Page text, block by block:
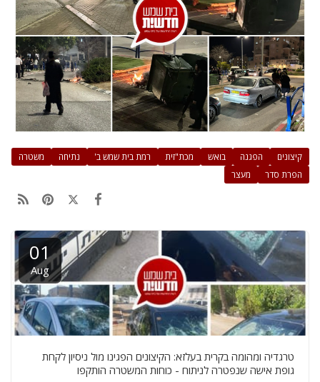
קיצונים הפגנה בואש מכת"זית רמת בית שמש ב' נתיחה
משטרה
הפרת סדר
מעצר
01
Aug
טרגדיה ומהומה בקרית בעלזא: הקיצונים הפגינו מול ניסיון לקחת
גופת אישה שנפטרה לניתוח - כוחות המשטרה הותקפו